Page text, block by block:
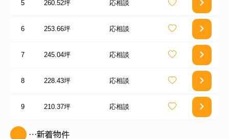
5 260.52坪 応相談
6 253.66坪 応相談
7 245.04坪 応相談
8 228.43坪 応相談
9 210.37坪 応相談
…新着物件